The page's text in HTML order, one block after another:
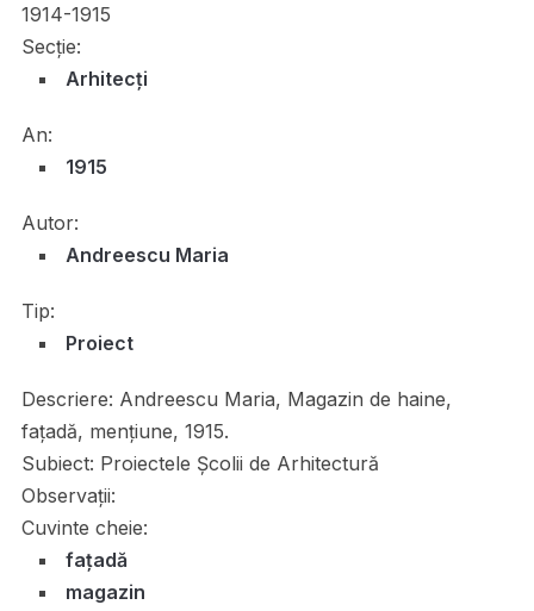
1914-1915
Secție:
Arhitecți
An:
1915
Autor:
Andreescu Maria
Tip:
Proiect
Descriere: Andreescu Maria, Magazin de haine,
fațadă, mențiune, 1915.
Subiect: Proiectele Școlii de Arhitectură
Observații:
Cuvinte cheie:
fațadă
magazin